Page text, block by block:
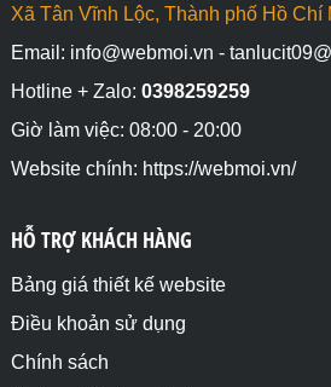
Xã Tân Vĩnh Lộc, Thành phố Hồ Chí
Email: info@webmoi.vn -
Hotline + Zalo: 0398259259
Giờ làm việc: 08:00 - 20:00
Website chính: https://webmoi.vn/
HỖ TRỢ KHÁCH HÀNG
Bảng giá thiết kế website
Điều khoản sử dụng
Chính sách